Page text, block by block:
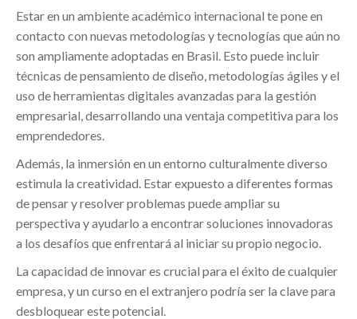
Estar en un ambiente académico internacional te pone en
contacto con nuevas metodologías y tecnologías que aún no
son ampliamente adoptadas en Brasil. Esto puede incluir
técnicas de pensamiento de diseño, metodologías ágiles y el
uso de herramientas digitales avanzadas para la gestión
empresarial, desarrollando una ventaja competitiva para los
emprendedores.
Además, la inmersión en un entorno culturalmente diverso
estimula la creatividad. Estar expuesto a diferentes formas
de pensar y resolver problemas puede ampliar su
perspectiva y ayudarlo a encontrar soluciones innovadoras
a los desafíos que enfrentará al iniciar su propio negocio.
La capacidad de innovar es crucial para el éxito de cualquier
empresa, y un curso en el extranjero podría ser la clave para
desbloquear este potencial.